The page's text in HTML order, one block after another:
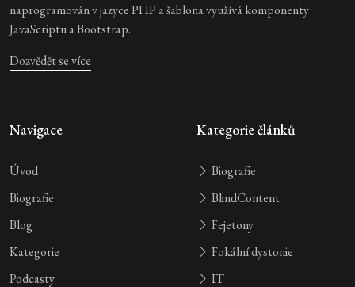
naprogramován v jazyce PHP a šablona využívá komponenty
JavaScriptu a Bootstrap.
Dozvědět se více
Navigace
Úvod
Biografie
Blog
Kategorie
Podcasty
Kategorie článků
Biografie
BlindContent
Fejetony
Fokální dystonie
IT